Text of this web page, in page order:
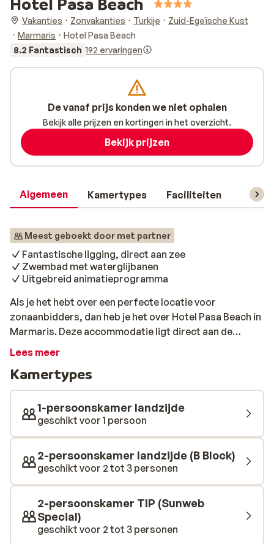
Vakanties Zonvakanties Turkije
Zuid-Egeïsche Kust
Marmaris
Hotel Pasa Beach
8.2 Fantastisch 192 ervaringen
Algemeen Kamertypes Faciliteiten
Meest geboekt door met partner
Fantastische ligging, direct aan zee
Zwembad met waterglijbanen
Uitgebreid animatieprogramma
Als je het hebt over een perfecte locatie voor
zonaanbidders, dan heb je het over Hotel Pasa Beach in
Marmaris. Deze accommodatie ligt direct aan de
levendige boulevard van de badplaats en dat betekent
voordat je met je tenen het warme zand aanraakt. Het
hotel beschikt over nette kamers waar je heerlijk
uitgeslapen wakker zult worden, voordat je aanschuift
bij het smakelijke ontbijt. Het ontbijt wordt, net als de
overige gerechten, in buffetvorm geserveerd in het
restaurant. Gedurende de dag kun je bij diverse bars in
het hotel een verfrissend drankje bestellen. Wanneer
een drankje niet voor voldoende verkoeling zorgt, is
een glijbaan en een apart kinderbad biedt dit bad
vermaak voor het hele gezin. Als het tijd is voor
ontspanning is een bezoekje aan de sauna of hamam
Lees meer
Kamertypes
1-persoonskamer landzijde
geschikt voor 1 persoon
2-persoonskamer landzijde (B Block)
geschikt voor 2 tot 3 personen
2-persoonskamer TIP (Sunweb
Special)
geschikt voor 2 tot 3 personen
De vanaf prijs konden we niet ophalen
Bekijk alle prijzen en kortingen in het overzicht.
Bekijk prijzen